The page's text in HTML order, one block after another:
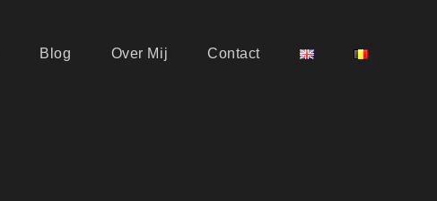
Blog Over Mij Contact